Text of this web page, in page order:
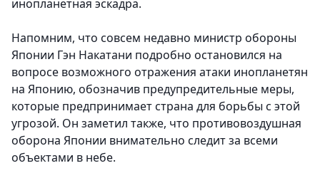
инопланетная эскадра.
Напомним, что совсем недавно министр обороны
Японии Гэн Накатани подробно остановился на
вопросе возможного отражения атаки инопланетян
на Японию, обозначив предупредительные меры,
которые предпринимает страна для борьбы с этой
угрозой. Он заметил также, что противовоздушная
оборона Японии внимательно следит за всеми
объектами в небе.